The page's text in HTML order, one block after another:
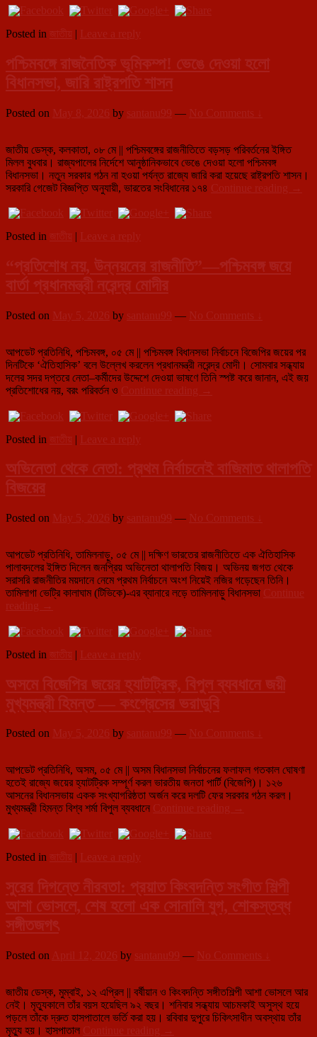
শাহ,
আজই
পারে
মুখ্যমন্ত্রীর
নাম
Posted in জাতীয় | Leave a reply
পশ্চিমবঙ্গে রাজনৈতিক ভূমিকম্প! ভেঙে দেওয়া হলো
বিধানসভা, জারি রাষ্ট্রপতি শাসন
Posted on May 8, 2026 by santanu99 — No Comments ↓
জাতীয় ডেস্ক, কলকাতা, ০৮ মে || পশ্চিমবঙ্গের রাজনীতিতে বড়সড় পরিবর্তনের ইঙ্গিত
মিলল বুধবার। রাজ্যপালের নির্দেশে আনুষ্ঠানিকভাবে ভেঙে দেওয়া হলো পশ্চিমবঙ্গ
বিধানসভা। নতুন সরকার গঠন না হওয়া পর্যন্ত রাজ্যে জারি করা হয়েছে রাষ্ট্রপতি শাসন।
সরকারি গেজেট বিজ্ঞপ্তি অনুযায়ী, ভারতের সংবিধানের ১৭৪ Continue reading
জারি
→
Posted in জাতীয় | Leave a reply
“প্রতিশোধ নয়, উন্নয়নের রাজনীতি”—পশ্চিমবঙ্গ জয়ে
বার্তা প্রধানমন্ত্রী নরেন্দ্র মোদীর
Posted on May 5, 2026 by santanu99 — No Comments ↓
আপডেট প্রতিনিধি, পশ্চিমবঙ্গ, ০৫ মে || পশ্চিমবঙ্গ বিধানসভা নির্বাচনে বিজেপির জয়ের পর
দিনটিকে ‘ঐতিহাসিক’ বলে উল্লেখ করলেন প্রধানমন্ত্রী নরেন্দ্র মোদী। সোমবার সন্ধ্যায়
দলের সদর দপ্তরে নেতা–কর্মীদের উদ্দেশে দেওয়া ভাষণে তিনি স্পষ্ট করে জানান, এই জয়
প্রতিশোধের নয়, বরং পরিবর্তন ও Continue reading “প্রতিশোধ
উন্নয়নের
বার্তা
প্রধানমন্ত্রী
→
Posted in জাতীয় | Leave a reply
অভিনেতা থেকে নেতা: প্রথম নির্বাচনেই বাজিমাত থালাপতি
বিজয়ের
Posted on May 5, 2026 by santanu99 — No Comments ↓
আপডেট প্রতিনিধি, তামিলনাড়ু, ০৫ মে || দক্ষিণ ভারতের রাজনীতিতে এক ঐতিহাসিক
পালাবদলের ইঙ্গিত দিলেন জনপ্রিয় অভিনেতা থালাপতি বিজয়। অভিনয় জগত থেকে
সরাসরি রাজনীতির ময়দানে নেমে প্রথম নির্বাচনে অংশ নিয়েই নজির গড়েছেন তিনি।
তামিলাগা ভেট্রি কালাঘাম (টিভিকে)-এর ব্যানারে লড়ে তামিলনাড়ু বিধানসভা Continue
reading অভিনেতা
নেতা:
নির্বাচনেই
থালাপতি
বিজয়ের
→
Posted in জাতীয় | Leave a reply
অসমে বিজেপির জয়ের হ্যাটট্রিক, বিপুল ব্যবধানে জয়ী
মুখ্যমন্ত্রী হিমন্ত — কংগ্রেসের ভরাডুবি
Posted on May 5, 2026 by santanu99 — No Comments ↓
আপডেট প্রতিনিধি, অসম, ০৫ মে || অসম বিধানসভা নির্বাচনের ফলাফল গতকাল ঘোষণা
হতেই রাজ্যে জয়ের হ্যাটট্রিক সম্পূর্ণ করল ভারতীয় জনতা পার্টি (বিজেপি)। ১২৬
আসনের বিধানসভায় একক সংখ্যাগরিষ্ঠতা অর্জন করে দলটি ফের সরকার গঠন করল।
মুখ্যমন্ত্রী হিমন্ত বিশ্ব শর্মা বিপুল ব্যবধানে Continue reading অসমে
জয়ী
মুখ্যমন্ত্রী
হিমন্ত
→
Posted in জাতীয় | Leave a reply
সুরের দিগন্তে নীরবতা: প্রয়াত কিংবদন্তি সংগীত শিল্পী
আশা ভোসলে, শেষ হলো এক সোনালি যুগ, শোকস্তব্ধ
সঙ্গীতজগৎ
Posted on April 12, 2026 by santanu99 — No Comments ↓
জাতীয় ডেস্ক, মুম্বাই, ১২ এপ্রিল || বর্ষীয়ান ও কিংবদন্তি সঙ্গীতশিল্পী আশা ভোসলে আর
নেই। মৃত্যুকালে তাঁর বয়স হয়েছিল ৯২ বছর। শনিবার সন্ধ্যায় আচমকাই অসুস্থ হয়ে
পড়লে তাঁকে দ্রুত হাসপাতালে ভর্তি করা হয়। রবিবার দুপুরে চিকিৎসাধীন অবস্থায় তাঁর
মৃত্যু হয়। হাসপাতাল Continue reading সুরের
→